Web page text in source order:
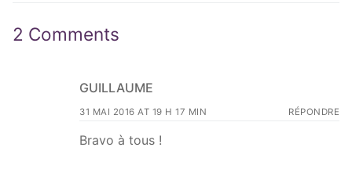
2 Comments
GUILLAUME
31 MAI 2016 AT 19 H 17 MIN RÉPONDRE
Bravo à tous !